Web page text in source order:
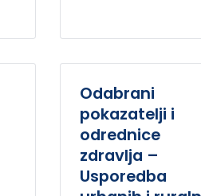
Odabrani
pokazatelji i
odrednice
zdravlja –
Usporedba